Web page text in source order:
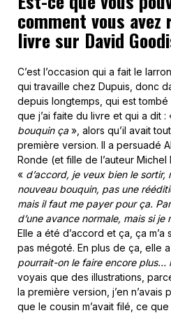
comment vous
livre sur David
C’est l’occasion qui a fait le
qui travaille chez Dupuis, donc
depuis longtemps, qui est
que j’ai faite du livre et qui a dit :
bouquin ça», alors qu’il avait
première version. Il a persuadé
Ronde (et fille de l’auteur Michel
« d’accord, je veux bien le
nouveau bouquin, pas une
mais il faut me payer pour ça.
d’une avance normale, mais si
Elle a été d’accord et ça, ça m’a
pas mégoté. En plus de ça, elle
pourrait-on le faire encore plus…
voyais que des illustrations,
la première version, j’en n’avais
que le cousin m’avait filé, ce que